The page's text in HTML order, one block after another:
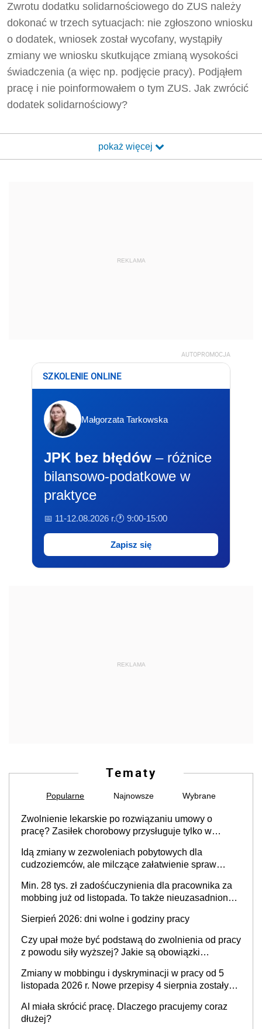
Zwrotu dodatku solidarnościowego do ZUS należy
dokonać w trzech sytuacjach: nie zgłoszono wniosku
o dodatek, wniosek został wycofany, wystąpiły
zmiany we wniosku skutkujące zmianą wysokości
świadczenia (a więc np. podjęcie pracy). Podjąłem
pracę i nie poinformowałem o tym ZUS. Jak zwrócić
dodatek solidarnościowy?
pokaż więcej
REKLAMA
AUTOPROMOCJA
SZKOLENIE ONLINE
Małgorzata Tarkowska
JPK bez błędów – różnice
bilansowo-podatkowe w
praktyce
📅 11-12.08.2026 r.🕐 9:00-15:00
Zapisz się
REKLAMA
Tematy
Popularne Najnowsze Wybrane
Zwolnienie lekarskie po rozwiązaniu umowy o
pracę? Zasiłek chorobowy przysługuje tylko w
stosunku pracy
Idą zmiany w zezwoleniach pobytowych dla
cudzoziemców, ale milczące załatwienie spraw
Min. 28 tys. zł zadośćuczynienia dla pracownika za
mobbing już od listopada. To także nieuzasadniona
Sierpień 2026: dni wolne i godziny pracy
Czy upał może być podstawą do zwolnienia od pracy
z powodu siły wyższej? Jakie są obowiązki
Zmiany w mobbingu i dyskryminacji w pracy od 5
listopada 2026 r. Nowe przepisy 4 sierpnia zostały
AI miała skrócić pracę. Dlaczego pracujemy coraz
dłużej?